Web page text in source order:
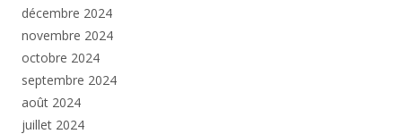
décembre 2024
novembre 2024
octobre 2024
septembre 2024
août 2024
juillet 2024